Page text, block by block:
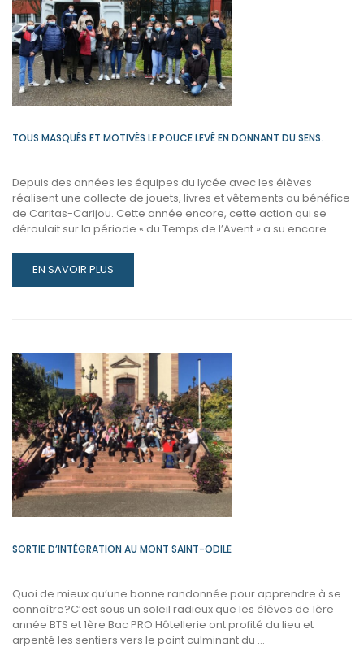
VIENNENT
PARLER
DE
LEUR
EXPÉRIENCE…
TOUS MASQUÉS ET MOTIVÉS LE POUCE LEVÉ EN DONNANT DU SENS.
Depuis des années les équipes du lycée avec les élèves
réalisent une collecte de jouets, livres et vêtements au bénéfice
de Caritas-Carijou. Cette année encore, cette action qui se
déroulait sur la période « du Temps de l’Avent » a su encore …
READ
MORE
ET
MOTIVÉS
LE
POUCE
LEVÉ
EN
DONNANT
DU
SENS.
EN SAVOIR PLUS
SORTIE D’INTÉGRATION AU MONT SAINT-ODILE
Quoi de mieux qu’une bonne randonnée pour apprendre à se
connaître?C’est sous un soleil radieux que les élèves de 1ère
année BTS et 1ère Bac PRO Hôtellerie ont profité du lieu et
arpenté les sentiers vers le point culminant du …